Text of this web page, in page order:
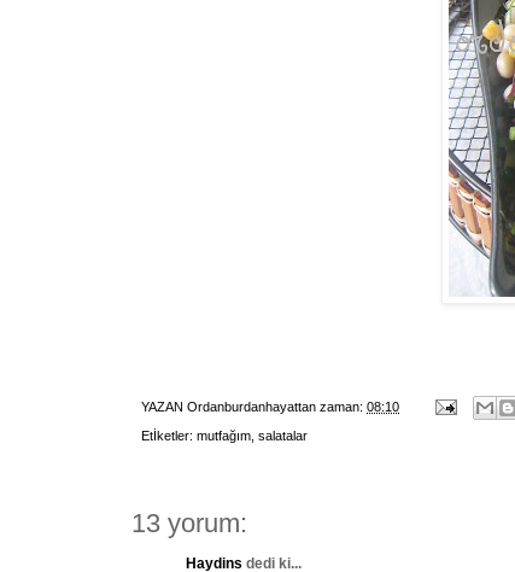
YAZAN Ordanburdanhayattan zaman: 08:10
Etİketler: mutfağım salatalar
13 yorum:
Haydins dedi ki...